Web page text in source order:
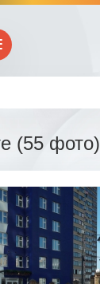
(55 фото)